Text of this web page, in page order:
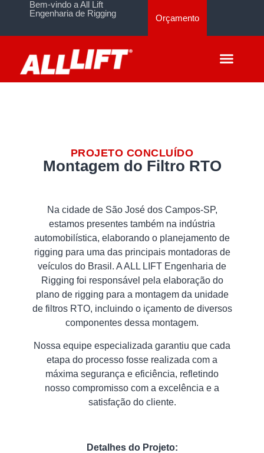
Bem-vindo a All Lift
Engenharia de Rigging
Orçamento
PROJETO CONCLUÍDO
Montagem do Filtro RTO
Na cidade de São José dos Campos-SP,
estamos presentes também na indústria
automobilística, elaborando o planejamento de
rigging para uma das principais montadoras de
veículos do Brasil. A ALL LIFT Engenharia de
Rigging foi responsável pela elaboração do
plano de rigging para a montagem da unidade
de filtros RTO, incluindo o içamento de diversos
componentes dessa montagem.
Nossa equipe especializada garantiu que cada
etapa do processo fosse realizada com a
máxima segurança e eficiência, refletindo
nosso compromisso com a excelência e a
satisfação do cliente.
Detalhes do Projeto: